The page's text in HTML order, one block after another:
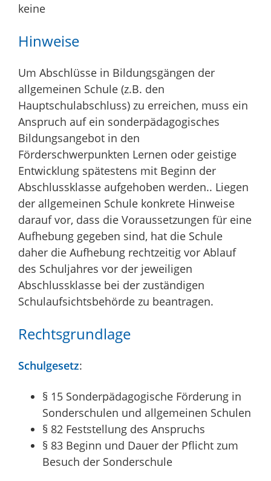
keine
Hinweise
Um Abschlüsse in Bildungsgängen der
allgemeinen Schule (z.B. den
Hauptschulabschluss) zu erreichen, muss ein
Anspruch auf ein sonderpädagogisches
Bildungsangebot in den
Förderschwerpunkten Lernen oder geistige
Entwicklung spätestens mit Beginn der
Abschlussklasse aufgehoben werden.. Liegen
der allgemeinen Schule konkrete Hinweise
darauf vor, dass die Voraussetzungen für eine
Aufhebung gegeben sind, hat die Schule
daher die Aufhebung rechtzeitig vor Ablauf
des Schuljahres vor der jeweiligen
Abschlussklasse bei der zuständigen
Schulaufsichtsbehörde zu beantragen.
Rechtsgrundlage
Schulgesetz:
§ 15 Sonderpädagogische Förderung in
Sonderschulen und allgemeinen Schulen
§ 82 Feststellung des Anspruchs
§ 83 Beginn und Dauer der Pflicht zum
Besuch der Sonderschule